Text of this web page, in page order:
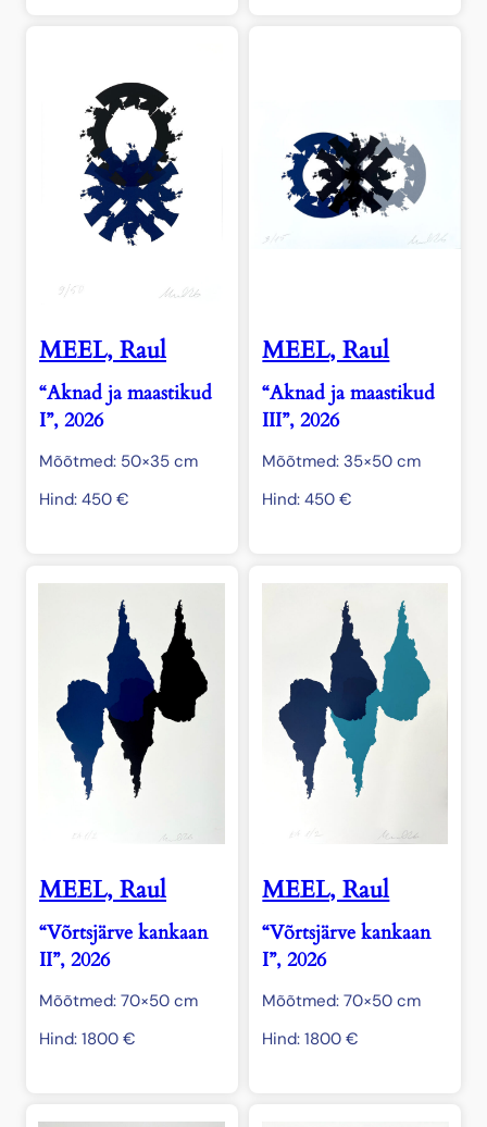
MEEL, Raul
“Aknad ja maastikud
I”, 2026
Mõõtmed: 50×35 cm
Hind: 450 €
MEEL, Raul
“Aknad ja maastikud
III”, 2026
Mõõtmed: 35×50 cm
Hind:450€
MEEL, Raul
“Võrtsjärve kankaan
II”, 2026
Mõõtmed: 70×50 cm
Hind: 1800 €
MEEL, Raul
“Võrtsjärve kankaan
I”, 2026
Mõõtmed: 70×50 cm
Hind:1800€